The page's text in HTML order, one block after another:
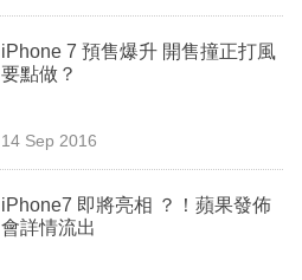
iPhone 7 預售爆升 開售撞正打風
要點做？
14 Sep 2016
iPhone7 即將亮相 ？！蘋果發佈
會詳情流出